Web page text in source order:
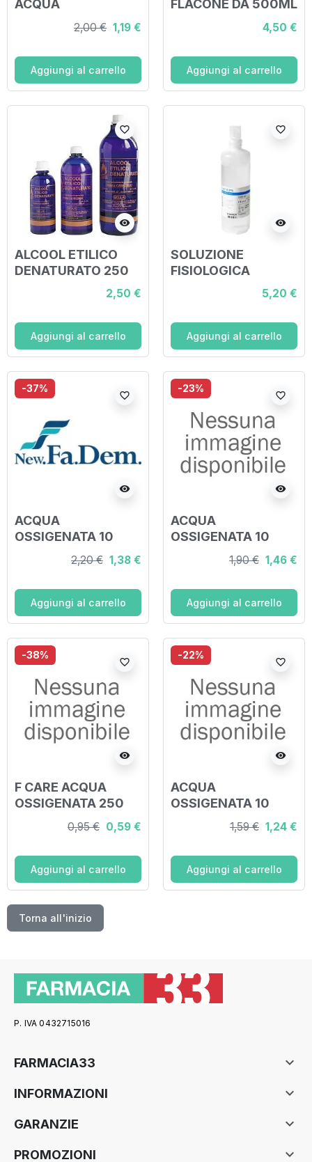
ACQUA
OSSIGENATA 10
VOLUMI PEROSSIDO
250 ML
2,00 € 1,19 €
Aggiungi al carrello
FLACONE DA 500ML
4,50 €
Aggiungi al carrello
visibility
favorite_border
ALCOOL ETILICO
DENATURATO 250
2,50 €
Aggiungi al carrello
visibility
favorite_border
SOLUZIONE
FISIOLOGICA
FLACONE DA 500ML
5,20 €
Aggiungi al carrello
-37%
visibility
favorite_border
ACQUA
OSSIGENATA 10
VOLUMI 250 ML
2,20 € 1,38 €
Aggiungi al carrello
-23%
visibility
favorite_border
ACQUA
OSSIGENATA 10
VOLUMI 250 ML
1,90 € 1,46 €
Aggiungi al carrello
-38%
visibility
favorite_border
F CARE ACQUA
OSSIGENATA 250
0,95 € 0,59 €
Aggiungi al carrello
-22%
visibility
favorite_border
ACQUA
OSSIGENATA 10
VOLUMI 3% 250 ML
1,59 € 1,24 €
Aggiungi al carrello
Torna all'inizio
P. IVA 0432715016
FARMACIA33 
INFORMAZIONI 
GARANZIE 
PROMOZIONI 